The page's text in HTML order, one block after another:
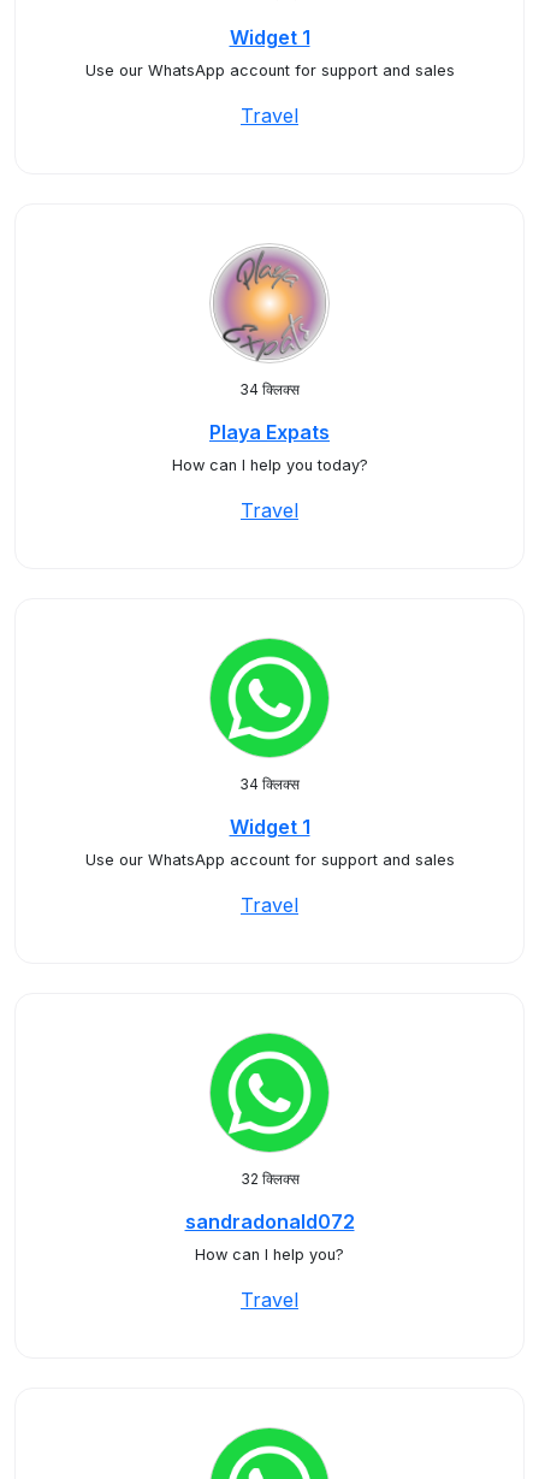
Widget 1
Use our WhatsApp account for support and sales
Travel
34 क्लिक्स
Playa Expats
How can I help you today?
Travel
34 क्लिक्स
Widget 1
Use our WhatsApp account for support and sales
Travel
32 क्लिक्स
sandradonald072
How can I help you?
Travel